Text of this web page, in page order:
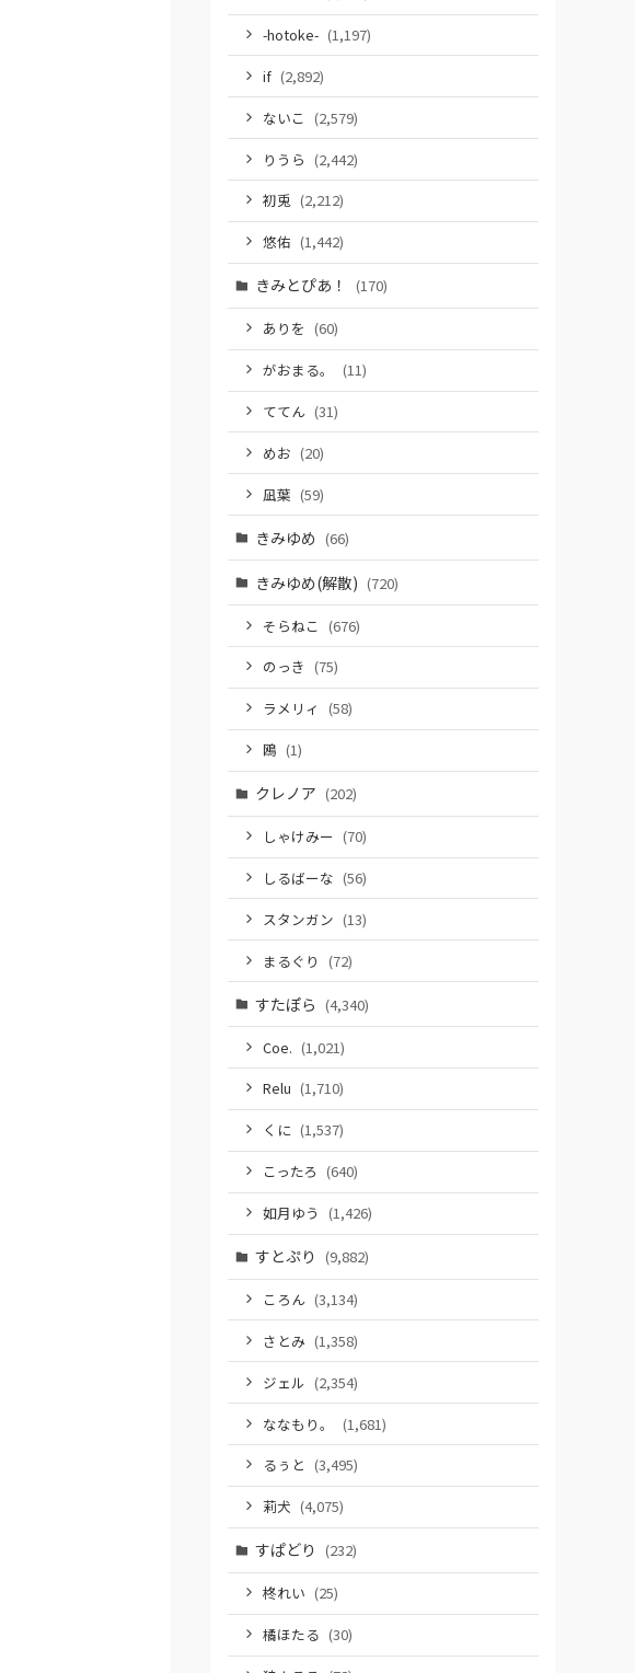
-hotoke- (1,197)
if (2,892)
ないこ (2,579)
りうら (2,442)
初兎 (2,212)
悠佑 (1,442)
きみとぴあ！ (170)
ありを (60)
がおまる。
(11)
ててん (31)
めお (20)
凪葉 (59)
きみゆめ (66)
きみゆめ(解散) (720)
そらねこ (676)
のっき (75)
ラメリィ (58)
鴎 (1)
クレノア (202)
しゃけみー (70)
しるばーな (56)
スタンガン (13)
まるぐり (72)
すたぽら (4,340)
Coe. (1,021)
Relu (1,710)
くに (1,537)
こったろ (640)
如月ゆう (1,426)
すとぷり (9,882)
ころん (3,134)
さとみ (1,358)
ジェル (2,354)
ななもり。
(1,681)
るぅと (3,495)
莉犬 (4,075)
すぱどり (232)
柊れい (25)
橘ほたる (30)